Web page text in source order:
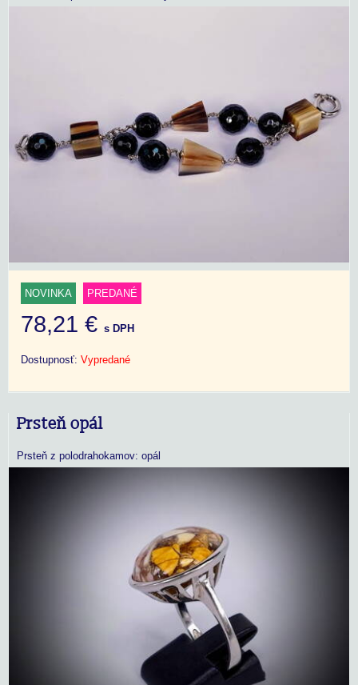
NOVINKA PREDANÉ
78,21 € s DPH
Dostupnosť: Vypredané
Prsteň opál
Prsteň z polodrahokamov: opál